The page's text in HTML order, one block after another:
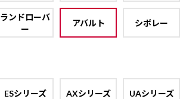
ランドローバ
ー
アバルト シボレー
ESシリーズ AXシリーズ UAシリーズ